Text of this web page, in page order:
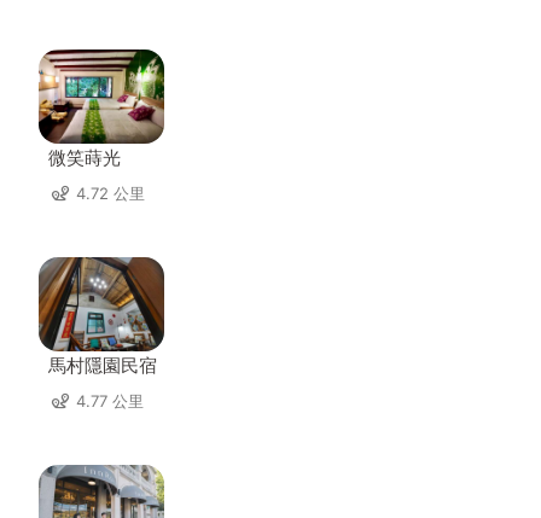
微笑蒔光
4.72 公里
馬村隱園民宿
4.77 公里